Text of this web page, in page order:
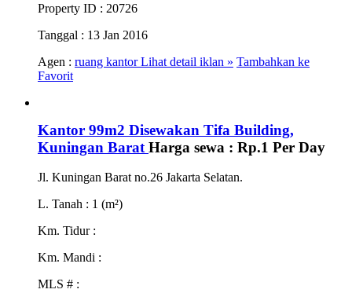
Property ID : 20726
Tanggal : 13 Jan 2016
Agen : ruang kantorLihat detail iklan » Tambahkan ke
Favorit
Kantor 99m2 Disewakan Tifa Building,
Kuningan Barat Harga sewa : Rp.1 Per Day
Jl. Kuningan Barat no.26 Jakarta Selatan.
L. Tanah : 1 (m²)
Km. Tidur :
Km. Mandi :
MLS # :